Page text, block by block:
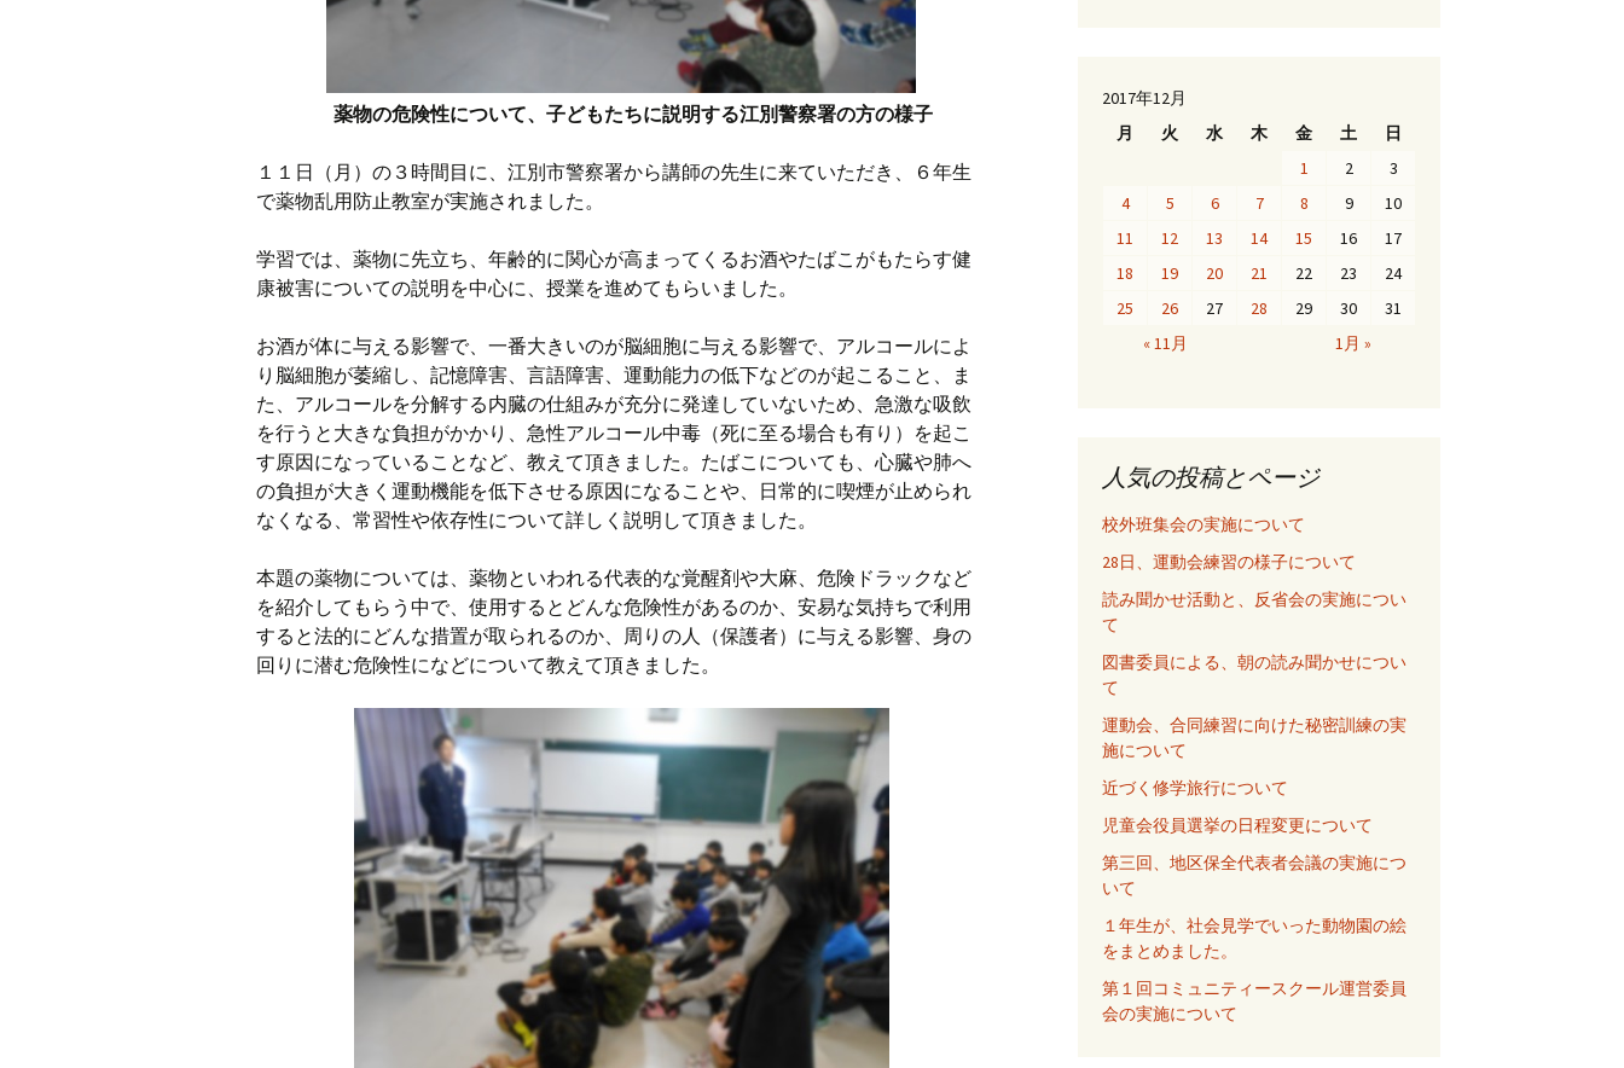
薬物の危険性について、子どもたちに説明する江別警察署の方の様子
１１日（月）の３時間目に、江別市警察署から講師の先生に来ていただき、６年生
で薬物乱用防止教室が実施されました。
学習では、薬物に先立ち、年齢的に関心が高まってくるお酒やたばこがもたらす健
康被害についての説明を中心に、授業を進めてもらいました。
お酒が体に与える影響で、一番大きいのが脳細胞に与える影響で、アルコールによ
り脳細胞が萎縮し、記憶障害、言語障害、運動能力の低下などのが起こること、ま
た、アルコールを分解する内臓の仕組みが充分に発達していないため、急激な吸飲
を行うと大きな負担がかかり、急性アルコール中毒（死に至る場合も有り）を起こ
す原因になっていることなど、教えて頂きました。たばこについても、心臓や肺へ
の負担が大きく運動機能を低下させる原因になることや、日常的に喫煙が止められ
なくなる、常習性や依存性について詳しく説明して頂きました。
本題の薬物については、薬物といわれる代表的な覚醒剤や大麻、危険ドラックなど
を紹介してもらう中で、使用するとどんな危険性があるのか、安易な気持ちで利用
すると法的にどんな措置が取られるのか、周りの人（保護者）に与える影響、身の
回りに潜む危険性になどについて教えて頂きました。
2017年12月
月
火 水 木 金 土
日
1
2
3
4
5 6 7 8 9
10
11
12 13 14 15 16
17
18
19 20 21 22 23
24
25
26 27 28 29 30
31
« 11月
1月 »
人気の投稿とページ
校外班集会の実施について
28日、運動会練習の様子について
読み聞かせ活動と、反省会の実施につい
て
図書委員による、朝の読み聞かせについ
て
運動会、合同練習に向けた秘密訓練の実
施について
近づく修学旅行について
児童会役員選挙の日程変更について
第三回、地区保全代表者会議の実施につ
いて
１年生が、社会見学でいった動物園の絵
をまとめました。
第１回コミュニティースクール運営委員
会の実施について